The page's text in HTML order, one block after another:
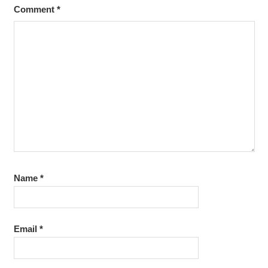
Comment *
Name *
Email *